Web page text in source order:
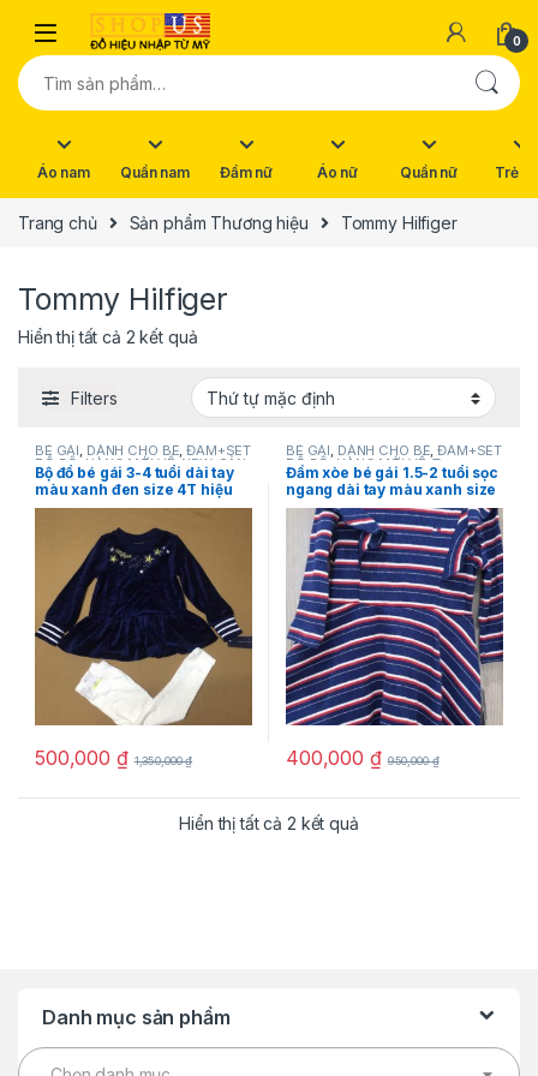
Skip to navigation
Skip to content
0
Tìm kiếm:
Áo nam Quần nam Đầm nữ Áo nữ Quần nữ Trẻ
Trang chủ Sản phẩm Thương hiệu Tommy Hilfiger
Tommy Hilfiger
Hiển thị tất cả 2 kết quả
Filters
BÉ GÁI, DÀNH CHO BÉ,ĐẦM+SET
ĐỒ BỘ, HÀNG MỚI VỀ,NEW, SẢN
PHẨM KHUYẾN MÃI,Tommy
Hilfiger
Bộ đồ bé gái 3-4 tuổi dài tay
màu xanh đen size 4T hiệu
Tommy Hilfiger hàng chính
hãng nhập từ Mỹ
500,000 ₫ 1,350,000₫
BÉ GÁI, DÀNH CHO BÉ,ĐẦM+SET
ĐỒ BỘ ,HÀNG MỚI VỀ ,Tommy
Hilfiger
Đầm xòe bé gái 1.5-2 tuổi sọc
ngang dài tay màu xanh size
18M & size 24M hiệu Tommy
Hilfiger hàng mỹ
400,000 ₫ 950,000₫
Hiển thị tất cả 2 kết quả
Danh mục sản phẩm